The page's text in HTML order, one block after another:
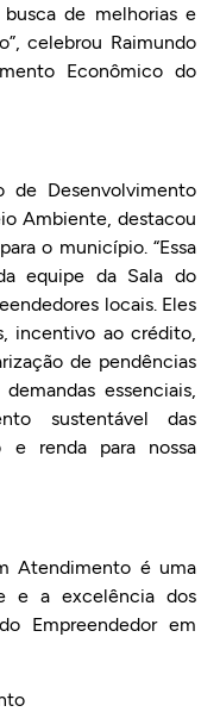
de melhorias e
celebrou Raimundo
Econômico do
de Desenvolvimento
Ambiente, destacou
o município. “Essa
equipe da Sala do
locais. Eles
incentivo ao crédito,
de pendências
essenciais,
sustentável das
e renda para nossa
Atendimento é uma
e a excelência dos
Empreendedor em